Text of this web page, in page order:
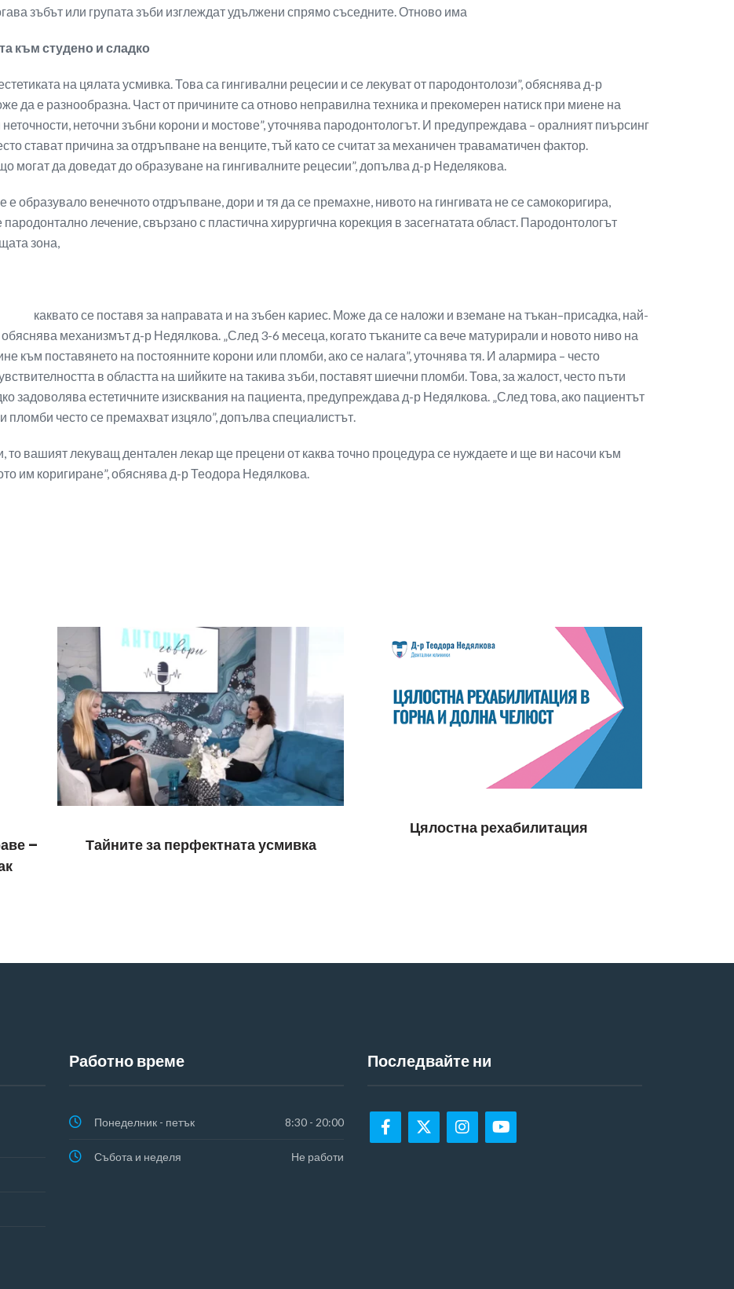
зъбът или групата зъби изглеждат удължени спрямо съседните. Отново има
към студено и сладко
на цялата усмивка. Това са гингивални рецесии и се лекуват от пародонтолози”, обяснява д-р
да е разнообразна. Част от причините са отново неправилна техника и прекомерен натиск при миене на
неточни зъбни корони и мостове”, уточнява пародонтологът. И предупреждава – оралният пиърсинг
стават причина за отдръпване на венците, тъй като се считат за механичен траваматичен фактор.
могат да доведат до образуване на гингивалните рецесии”, допълва д-р Неделякова.
образувало венечното отдръпване, дори и тя да се премахне, нивото на гингивата не се самокоригира,
лечение, свързано с пластична хирургична корекция в засегнатата област. Пародонтологът
зона,
каквато се поставя за направата и на зъбен кариес. Може да се наложи и вземане на тъкан–присадка, най-
обяснява механизмът д-р Недялкова. „След 3-6 месеца, когато тъканите са вече матурирали и новото ниво на
към поставянето на постоянните корони или пломби, ако се налага”, уточнява тя. И алармира – често
в областта на шийките на такива зъби, поставят шиечни пломби. Това, за жалост, често пъти
задоволява естетичните изисквания на пациента, предупреждава д-р Недялкова. „След това, ако пациентът
пломби често се премахват изцяло”, допълва специалистът.
то вашият лекуващ дентален лекар ще прецени от каква точно процедура се нуждаете и ще ви насочи към
им коригиране”, обяснява д-р Теодора Недялкова.
–
Тайните за перфектната усмивка
Цялостна рехабилитация
Работно време
Понеделник - петък 8:30 - 20:00
Събота и неделя Не работи
Последвайте ни